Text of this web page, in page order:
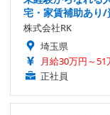
宅・家賃補助あり/
株式会社RK
埼玉県
月給30万円～51
正社員